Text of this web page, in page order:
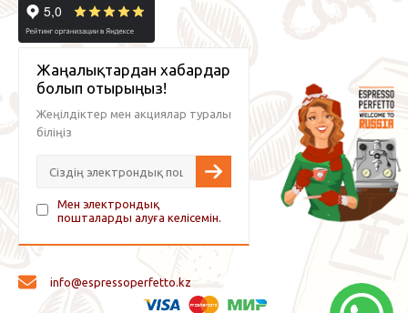
Жаңалықтардан хабардар
болып отырыңыз!
Жеңілдіктер мен акциялар туралы
біліңіз
Мен электрондық
пошталарды алуға келісемін.
info@espressoperfetto.kz